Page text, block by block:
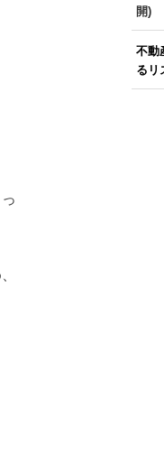
開)
不動
るリ